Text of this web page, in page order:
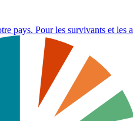
pays. Pour les survivants et les